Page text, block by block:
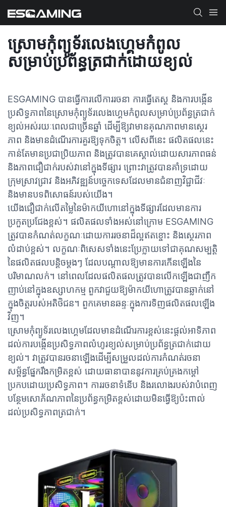
ស្រោមកុំព្យូទ័រលេងហ្គេមកំពូល
សម្រាប់ប្រព័ន្ធត្រជាក់ដោយខ្យល់
ESGAMING បានធ្វើការលើការរចនា ការធ្វើតេស្ត និងការបង្កើន
ប្រសិទ្ធភាពនៃស្រោមកុំព្យូទ័រលេងហ្គេមកំពូលសម្រាប់ប្រព័ន្ធត្រជាក់
ខ្យល់អស់រយៈពេលជាច្រើនឆ្នាំ ដើម្បីឱ្យវាមានគុណភាពមានស្ថេរ
ភាព និងមានដំណើរការគួរឱ្យទុកចិត្ត។ លើសពីនេះ ផលិតផលនេះ
កាន់តែមានប្រជាប្រិយភាព និងត្រូវបានគេស្គាល់ដោយសារភាពធន់
និងភាពជឿជាក់របស់វានៅក្នុងទីផ្សារ ព្រោះវាត្រូវបានគាំទ្រដោយ
ក្រុមស្រាវជ្រាវ និងអភិវឌ្ឍន៍បច្ចេកទេសដែលមានជំនាញវិជ្ជាជីវៈ
និងមានបទពិសោធន៍របស់យើង។
យើងជឿជាក់លើតម្លៃនៃម៉ាកយីហោនៅក្នុងទីផ្សារដែលមានការ
ប្រកួតប្រជែងខ្ពស់។ ផលិតផលទាំងអស់នៅក្រោម ESGAMING
ត្រូវបានកំណត់លក្ខណៈដោយការរចនាដ៏ល្អឥតខ្ចោះ និងស្ថេរភាព
លំដាប់ខ្ពស់។ លក្ខណៈពិសេសទាំងនេះប្រែក្លាយទៅជាគុណសម្បត្តិ
នៃផលិតផលបន្តិចម្តងៗ ដែលបណ្តាលឱ្យមានការកើនឡើងនៃ
បរិមាណលក់។ នៅពេលដែលផលិតផលត្រូវបានលើកឡើងជាញឹក
ញាប់នៅក្នុងឧស្សាហកម្ម ពួកវាជួយឱ្យម៉ាកយីហោត្រូវបានឆ្លាក់នៅ
ក្នុងចិត្តរបស់អតិថិជន។ ពួកគេមានឆន្ទៈក្នុងការទិញផលិតផលឡើង
វិញ។
ស្រោមកុំព្យូទ័រលេងហ្គេមដែលមានដំណើរការខ្ពស់នេះផ្តល់អាទិភាព
ដល់ការបង្កើនប្រសិទ្ធភាពលំហូរខ្យល់សម្រាប់ប្រព័ន្ធត្រជាក់ដោយ
ខ្យល់។ វាត្រូវបានរចនាឡើងដើម្បីសម្រួលដល់ការកំណត់រចនា
សម្ព័ន្ធផ្នែករឹងកម្រិតខ្ពស់ ដោយធានាបាននូវការគ្រប់គ្រងកម្ដៅ
ប្រកបដោយប្រសិទ្ធភាព។ ការរចនាទំនើប និងរលោងរបស់វាបំពេញ
បន្ថែមសោភ័ណភាពនៃប្រព័ន្ធកម្រិតខ្ពស់ដោយមិនធ្វើឱ្យប៉ះពាល់
ដល់ប្រសិទ្ធភាពត្រជាក់។